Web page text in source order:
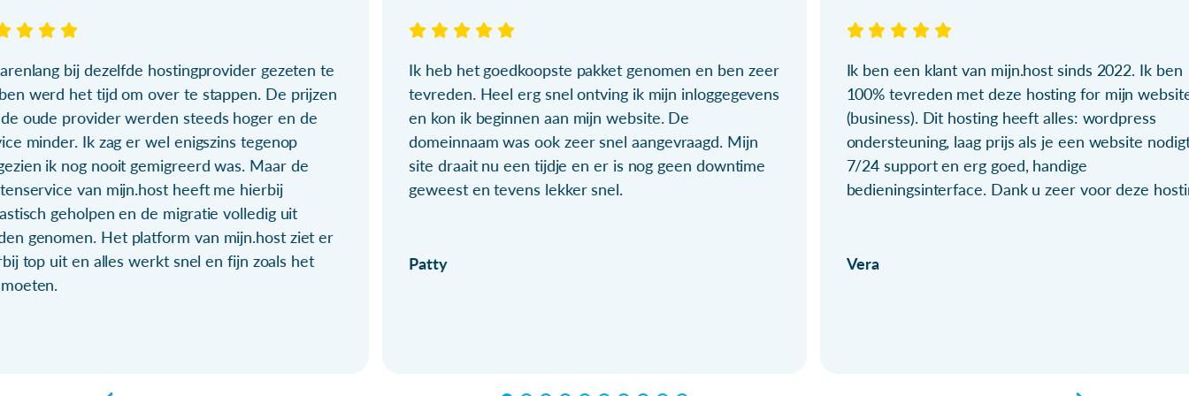
bij dezelfde hostingprovider gezeten te
werd het tijd om over te stappen. De prijzen
oude provider werden steeds hoger en de
minder. Ik zag er wel enigszins tegenop
ik nog nooit gemigreerd was. Maar de
van mijn.host heeft me hierbij
geholpen en de migratie volledig uit
genomen. Het platform van mijn.host ziet er
top uit en alles werkt snel en fijn zoals het
Ik heb het goedkoopste pakket genomen en ben zeer
tevreden. Heel erg snel ontving ik mijn inloggegevens
en kon ik beginnen aan mijn website. De
domeinnaam was ook zeer snel aangevraagd. Mijn
site draait nu een tijdje en er is nog geen downtime
geweest en tevens lekker snel.
Patty
Ik ben een klant van mijn.host sinds 2022. Ik ben
100% tevreden met deze hosting for mijn
(business). Dit hosting heeft alles: wordpress
ondersteuning, laag prijs als je een website
7/24 support en erg goed, handige
bedieningsinterface. Dank u zeer voor deze
Vera